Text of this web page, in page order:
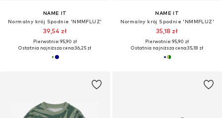
NAME IT
Normalny krój Spodnie 'NMMFLUZ'
39,54 zł
Pierwotnie: 95,90 zł
Ostatnia najniższa cena:36,25 zł
NAME IT
Normalny krój Spodnie 'NMMFLUZ'
35,18 zł
Pierwotnie: 95,90 zł
Ostatnia najniższa cena:35,18 zł